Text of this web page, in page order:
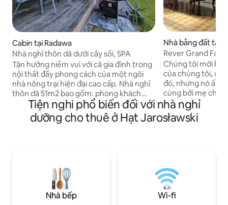
Cabin tại Radawa
Nhà nghỉ thôn dã dưới cây sồi, SPA
Tận hưởng niềm vui với cả gia đình trong
nội thất đầy phong cách của một ngôi
nhà nông trại hiện đại cao cấp. Nhà nghỉ
thôn dã 51m2 bao gồm: phòng khách
rộng rãi với bếp nhỏ, phòng ngủ, hai tầng
lửng, phòng tắm. Một boong lớn với bếp
nướng gas sẽ giúp bạn có thời gian lưu
trong một nhà nghỉ thôn dã hoặc mang
theo một gia đình / nhóm bạn và thuê cả
hai nhà nghỉ thôn dã có toàn bộ không
gian độc quyền!
Nhà bằng đất tại
Rever Grand
Chúng tôi mời
của chúng tôi, đã
đó, nhưng nó ấm
cúng bởi mẹ
vườn được bảo trì
nhím, đó là một
trai của Janusz, với rất nhiều cây cối và
đẹp có thể trải
đến chợ và đến
Delicatessen
hơn...
Tiện nghi phổ biến đối với nhà nghỉ
dưỡng cho thuê ở Hạt Jarosławski
Nhà bếp Wi-fi